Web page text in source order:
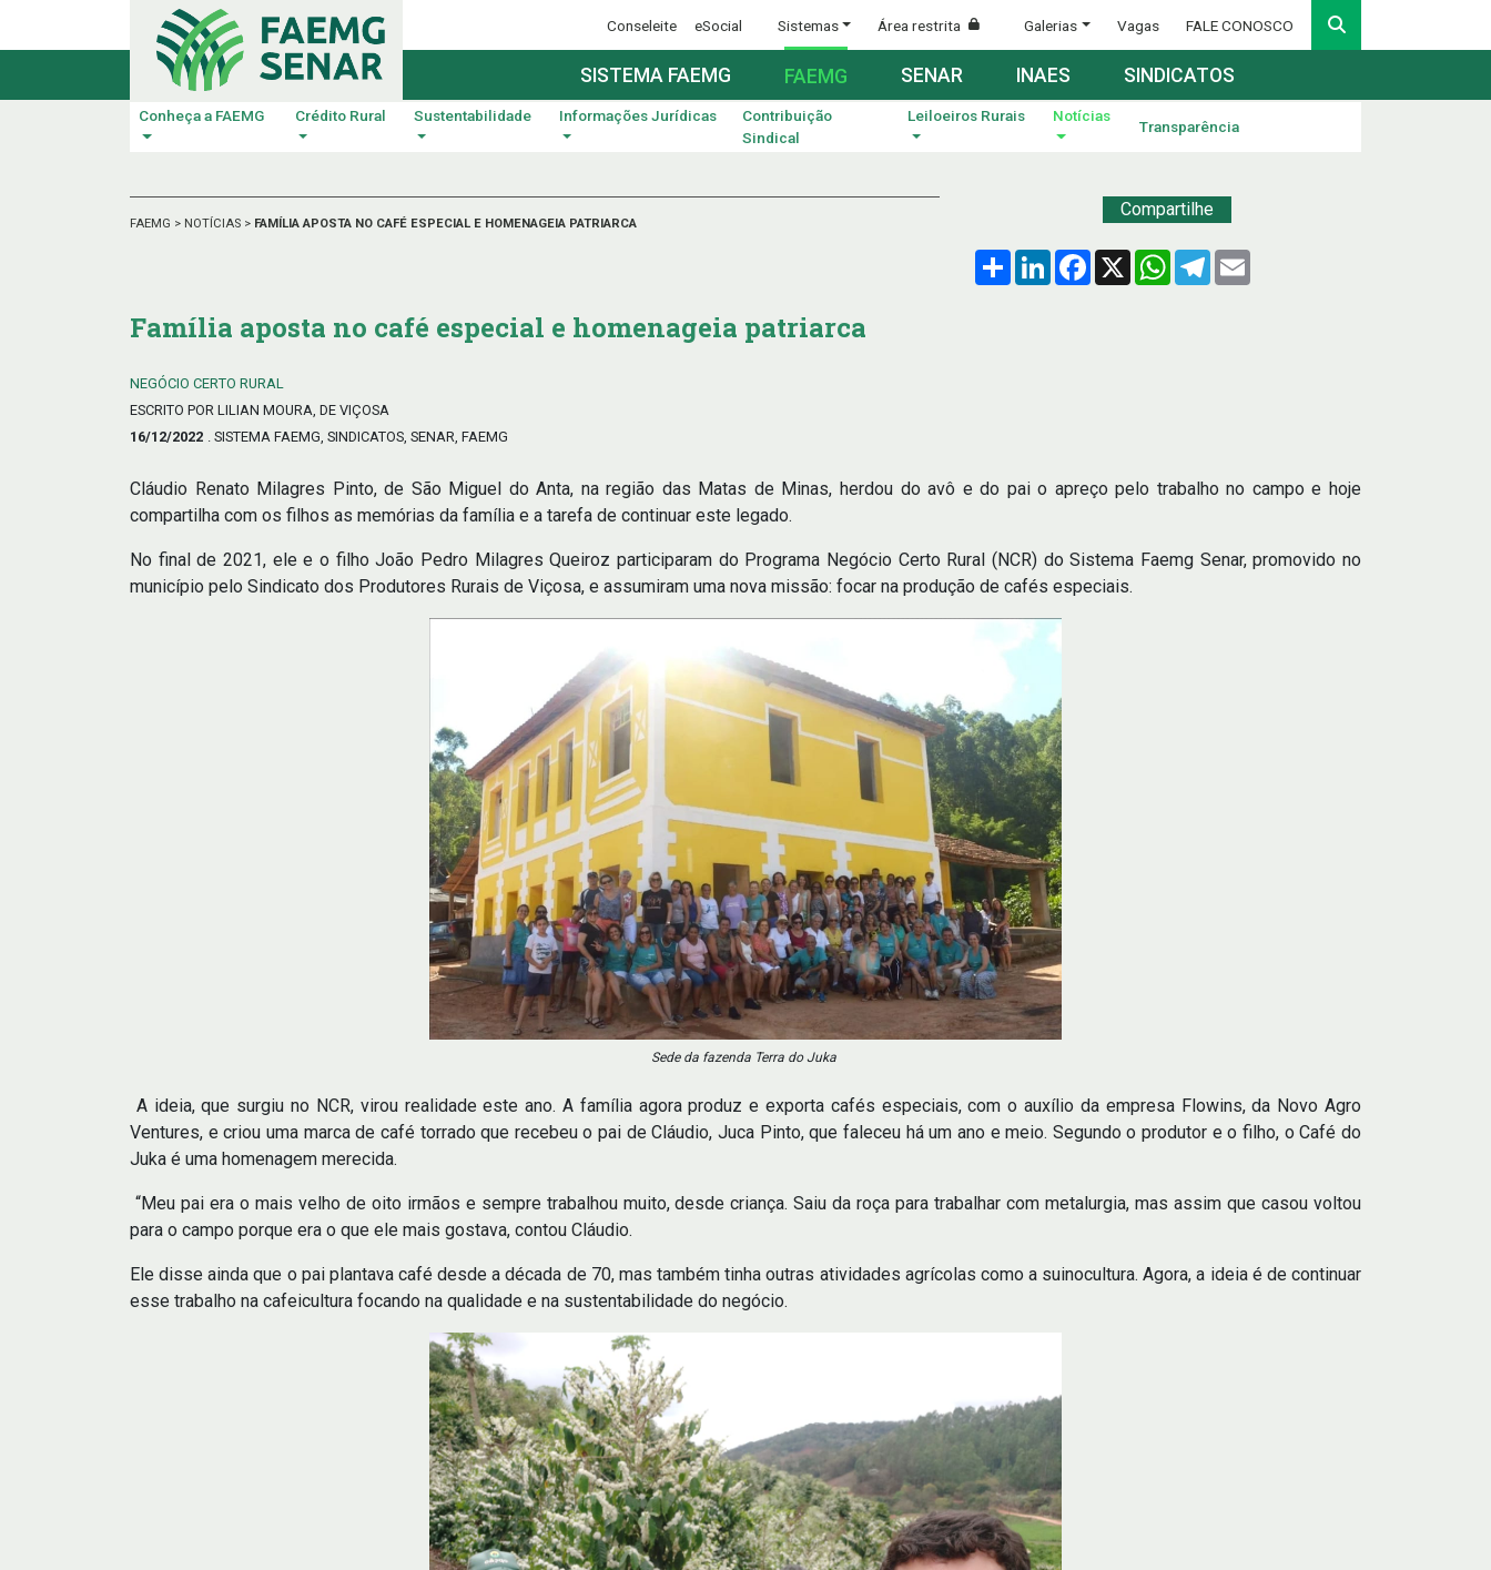
Conseleite eSocial Sistemas Área restrita Galerias Vagas FALE CONOSCO
SISTEMA FAEMG FAEMG SENAR INAES SINDICATOS
Conheça a FAEMG Crédito Rural Sustentabilidade Informações Jurídicas
Contribuição
Sindical
Leiloeiros Rurais Notícias
Transparência
FAEMG > NOTÍCIAS > FAMÍLIA APOSTA NO CAFÉ ESPECIAL E HOMENAGEIA PATRIARCA
Compartilhe
Compartilhar
LinkedInFacebook
X WhatsApp
Telegram
Família aposta no café especial e homenageia patriarca
NEGÓCIO CERTO RURAL
ESCRITO POR LILIAN MOURA, DE VIÇOSA
16/12/2022
. SISTEMA FAEMG, SINDICATOS, SENAR, FAEMG
Cláudio Renato Milagres Pinto, de São Miguel do Anta, na região das Matas de Minas, herdou do avô e do pai o apreço pelo trabalho no campo e hoje
compartilha com os filhos as memórias da família e a tarefa de continuar este legado.
No final de 2021, ele e o filho João Pedro Milagres Queiroz participaram do Programa Negócio Certo Rural (NCR) do Sistema Faemg Senar, promovido no
município pelo Sindicato dos Produtores Rurais de Viçosa, e assumiram uma nova missão: focar na produção de cafés especiais.
Sede da fazenda Terra do Juka
A ideia, que surgiu no NCR, virou realidade este ano. A família agora produz e exporta cafés especiais, com o auxílio da empresa Flowins, da Novo Agro
Ventures, e criou uma marca de café torrado que recebeu o pai de Cláudio, Juca Pinto, que faleceu há um ano e meio. Segundo o produtor e o filho, o Café do
Juka é uma homenagem merecida.
“Meu pai era o mais velho de oito irmãos e sempre trabalhou muito, desde criança. Saiu da roça para trabalhar com metalurgia, mas assim que casou voltou
para o campo porque era o que ele mais gostava, contou Cláudio.
Ele disse ainda que o pai plantava café desde a década de 70, mas também tinha outras atividades agrícolas como a suinocultura. Agora, a ideia é de continuar
esse trabalho na cafeicultura focando na qualidade e na sustentabilidade do negócio.